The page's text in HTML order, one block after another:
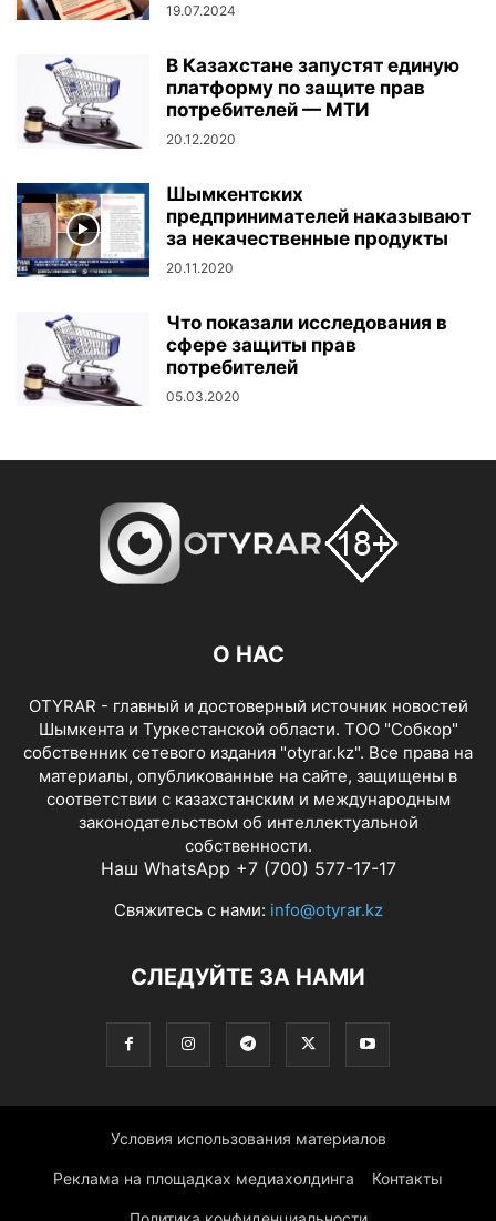
19.07.2024
В Казахстане запустят единую
платформу по защите прав
потребителей — МТИ
20.12.2020
Шымкентских
предпринимателей наказывают
за некачественные продукты
20.11.2020
Что показали исследования в
сфере защиты прав
потребителей
05.03.2020
О НАС
OTYRAR - главный и достоверный источник новостей
Шымкента и Туркестанской области. ТОО "Собкор"
собственник сетевого издания "otyrar.kz". Все права на
материалы, опубликованные на сайте, защищены в
соответствии с казахстанским и международным
законодательством об интеллектуальной
собственности.
Наш WhatsApp +7 (700) 577-17-17
Свяжитесь с нами: info@otyrar.kz
СЛЕДУЙТЕ ЗА НАМИ
Условия использования материалов
Реклама на площадках медиахолдинга Контакты